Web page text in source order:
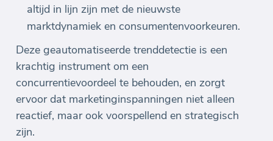
altijd in lijn zijn met de nieuwste
marktdynamiek en consumentenvoorkeuren.
Deze geautomatiseerde trenddetectie is een
krachtig instrument om een
concurrentievoordeel te behouden, en zorgt
ervoor dat marketinginspanningen niet alleen
reactief, maar ook voorspellend en strategisch
zijn.